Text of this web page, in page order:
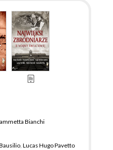
Bianchi
, Lucas Hugo Pavetto